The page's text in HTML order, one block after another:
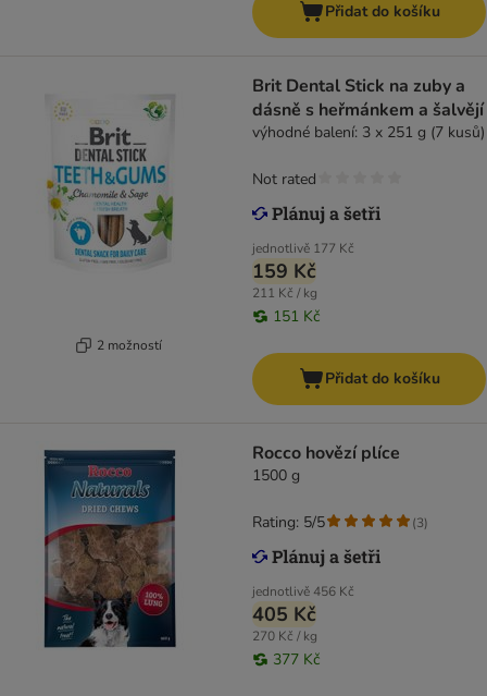
Přidat do košíku
2 možností
Brit Dental Stick na zuby a
dásně s heřmánkem a šalvějí
výhodné balení: 3 x 251 g (7 kusů)
jednotlivě 177 Kč
159 Kč
211 Kč / kg
151 Kč
Not rated
Přidat do košíku
Rocco hovězí plíce
1500 g
jednotlivě456 Kč
405 Kč
270 Kč / kg
377 Kč
Rating: 5/5 (3)